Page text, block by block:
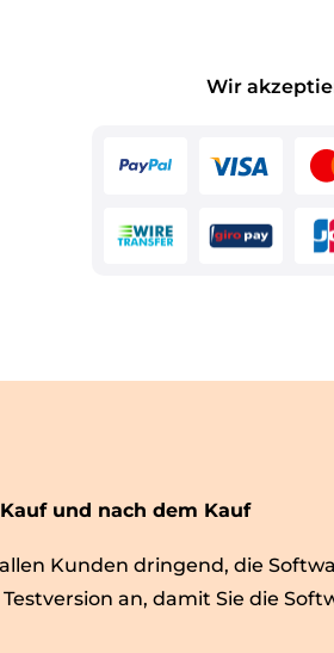
Wir
und nach dem Kauf
Kunden dringend, die
an, damit Sie die